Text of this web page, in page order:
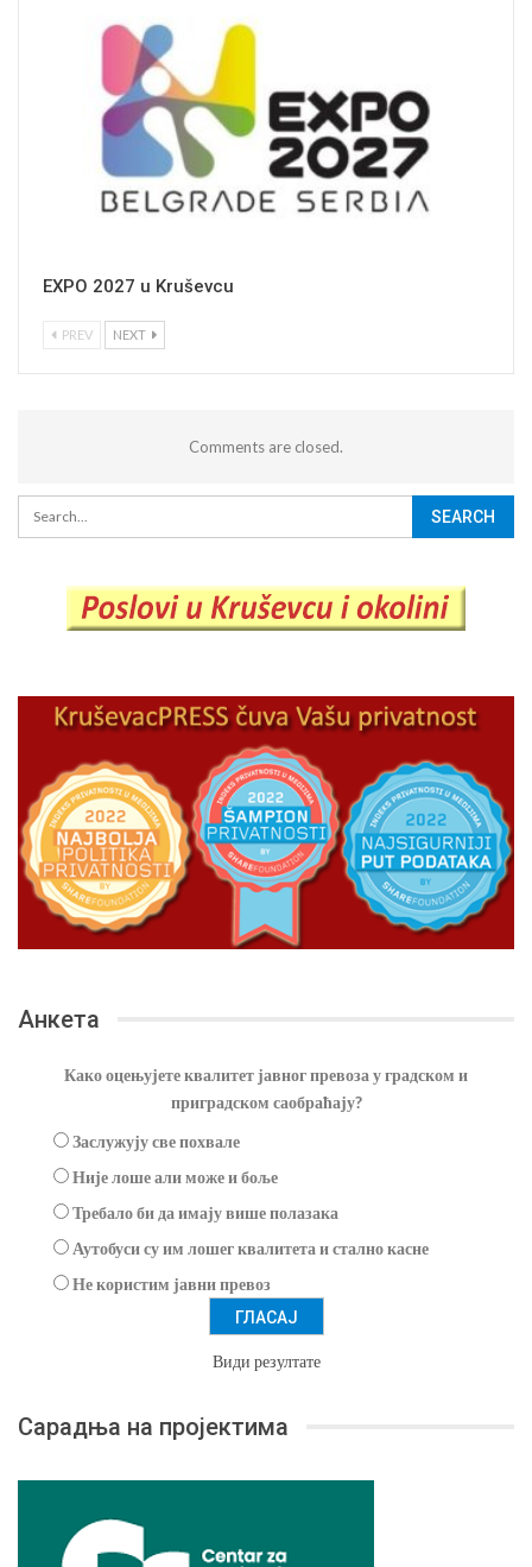
EXPO 2027 u Kruševcu
PREV NEXT
Comments are closed.
Анкета
Како оцењујете квалитет јавног превоза у градском и
приградском саобраћају?
Заслужују све похвале
Није лоше али може и боље
Требало би да имају више полазака
Аутобуси су им лошег квалитета и стално касне
Не користим јавни превоз
Види резултате
Сарадња на пројектима